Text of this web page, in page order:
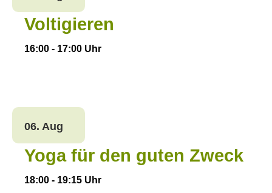
Voltigieren
16:00 - 17:00 Uhr
Yoga für den guten Zweck
18:00 - 19:15 Uhr
06. Aug